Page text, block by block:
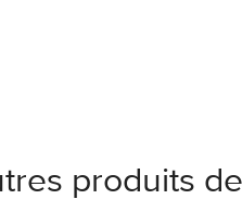
produits